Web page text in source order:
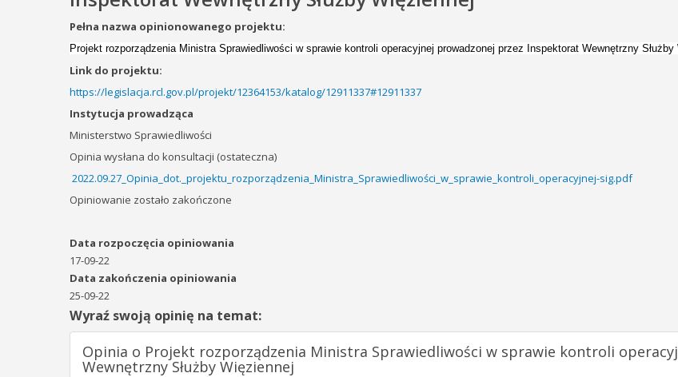
Pełna nazwa opinionowanego projektu:
Projekt rozporządzenia Ministra Sprawiedliwości w sprawie kontroli operacyjnej prowadzonej przez Inspektorat Wewnętrzny Służby
Link do projektu:
https://legislacja.rcl.gov.pl/projekt/12364153/katalog/12911337#12911337
Instytucja prowadząca
Ministerstwo Sprawiedliwości
Opinia wysłana do konsultacji (ostateczna)
2022.09.27_Opinia_dot._projektu_rozporządzenia_Ministra_Sprawiedliwości_w_sprawie_kontroli_operacyjnej-sig.pdf
Opiniowanie zostało zakończone
Data rozpoczęcia opiniowania
17-09-22
Data zakończenia opiniowania
25-09-22
Wyraź swoją opinię na temat:
Opinia o Projekt rozporządzenia Ministra Sprawiedliwości w sprawie kontroli
Wewnętrzny Służby Więziennej